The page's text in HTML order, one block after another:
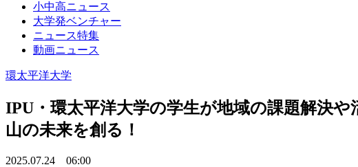
小中高ニュース
大学発ベンチャー
ニュース特集
動画ニュース
環太平洋大学
IPU・環太平洋大学の学生が地域の課題解決
山の未来を創る！
2025.07.24 06:00